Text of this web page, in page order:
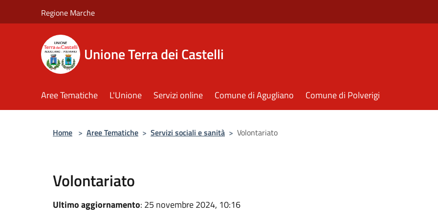
Regione Marche
Unione Terra dei Castelli
Aree Tematiche L'Unione Servizi online Comune di Agugliano Comune di Polverigi
Home > Aree Tematiche > Servizi sociali e sanità > Volontariato
Volontariato
Ultimo aggiornamento: 25 novembre 2024, 10:16